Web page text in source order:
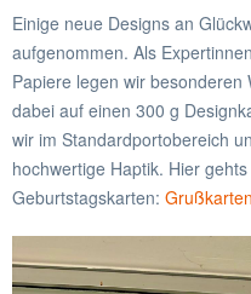
Einige neue Designs an
aufgenommen. Als
Papiere legen wir
dabei auf einen 300 g
wir im Standardportobereich
hochwertige Haptik. Hier
Geburtstagskarten: